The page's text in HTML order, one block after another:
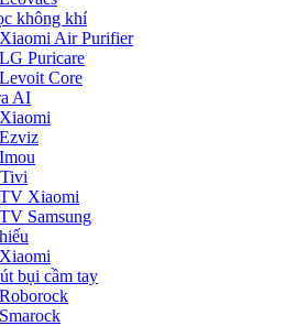
không khí
Xiaomi Air Purifier
LG Puricare
Levoit Core
AI
Xiaomi
Ezviz
Imou
TV Xiaomi
TV Samsung
Xiaomi
bụi cầm tay
Roborock
Smarock